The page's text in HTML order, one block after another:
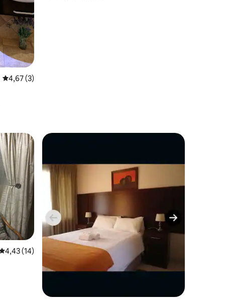
Gemiddelde beoordeling van 4,67 uit 5, 3 recensies
4,67 (3)
beoordeling van 4,43 uit 5, 14 recensies
4,43 (14)